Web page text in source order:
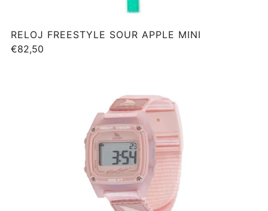
RELOJ FREESTYLE SOUR APPLE MINI
€82,50